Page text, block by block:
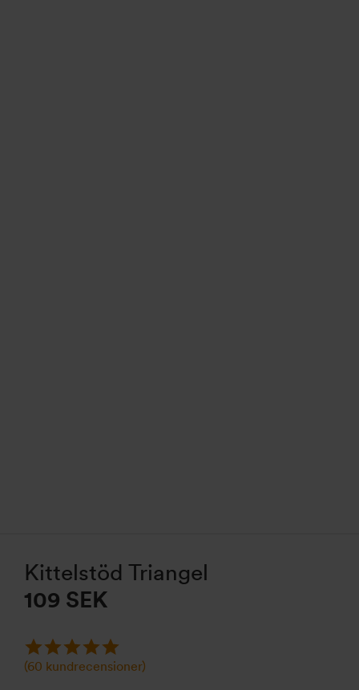
Kittelstöd Triangel
109 SEK
(60 kundrecensioner)